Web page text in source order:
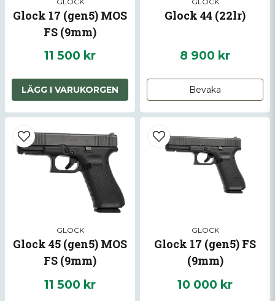
Glock 17 (gen5) MOS
FS (9mm)
11 500 kr
LÄGG I VARUKORGEN
Glock 44 (22lr)
8 900 kr
Bevaka
GLOCK
Glock 45 (gen5) MOS
FS (9mm)
11 500 kr
GLOCK
Glock 17 (gen5) FS
(9mm)
10 000 kr
nylonborste.